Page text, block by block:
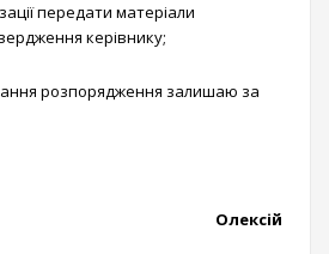
передати матеріали
керівнику;
розпорядження залишаю за
Олексій